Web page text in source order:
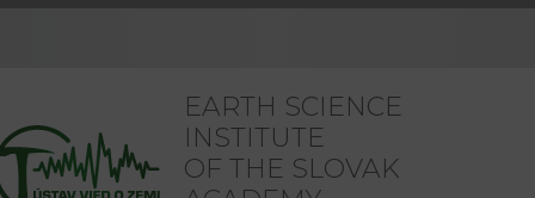
EARTH SCIENCE
INSTITUTE
OF THE SLOVAK